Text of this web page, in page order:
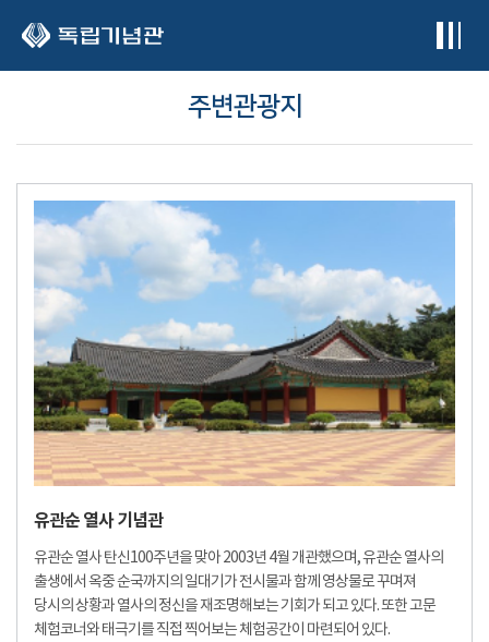
주변관광지
유관순 열사 기념관
유관순 열사 탄신100주년을 맞아 2003년 4월 개관했으며, 유관순 열사의
출생에서 옥중 순국까지의 일대기가 전시물과 함께 영상물로 꾸며져
당시의 상황과 열사의 정신을 재조명해보는 기회가 되고 있다. 또한 고문
체험코너와 태극기를 직접 찍어보는 체험공간이 마련되어 있다.